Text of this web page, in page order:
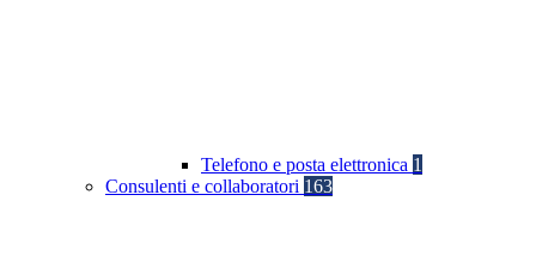
Telefono e posta elettronica 1
Consulenti e collaboratori 163